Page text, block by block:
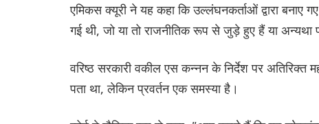
एमिकस क्यूरी ने यह कहा कि उल्लंघनकर्ताओं द्वारा बनाए गए
गई थी, जो या तो राजनीतिक रूप से जुड़े हुए हैं या अन्यथा
वरिष्ठ सरकारी वकील एस कन्नन के निर्देश पर
पता था, लेकिन प्रवर्तन एक समस्या है।